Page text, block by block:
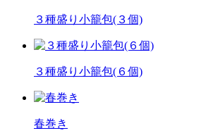
３種盛り小籠包(３個)
３種盛り小籠包(６個)
春巻き